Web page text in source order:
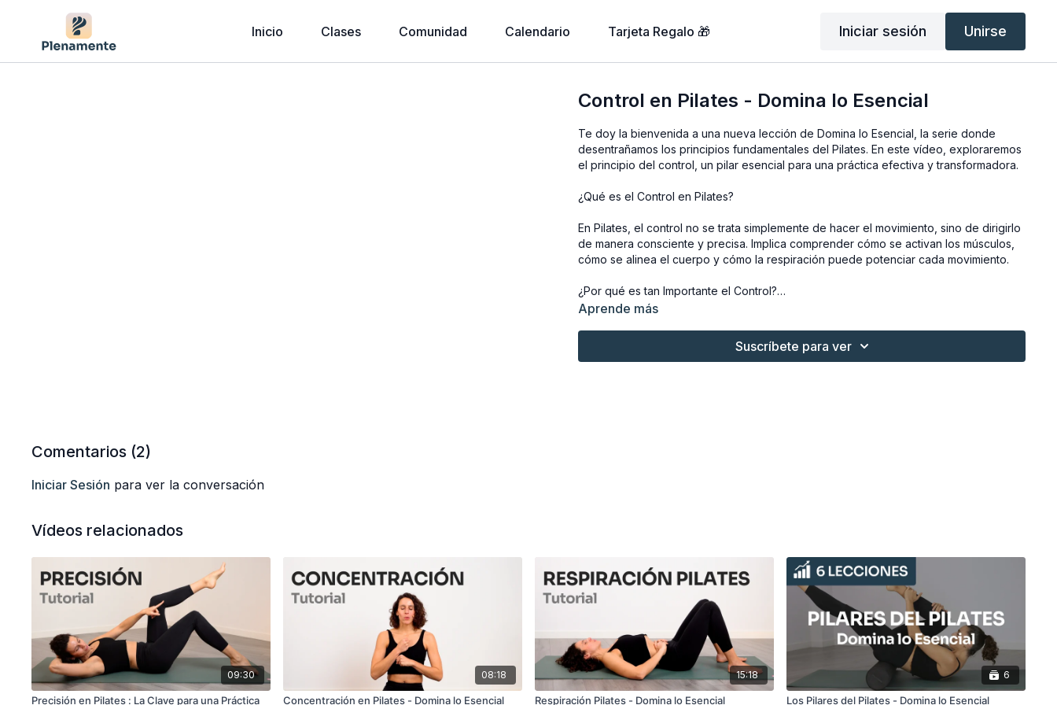
Inicio Clases Comunidad Calendario Tarjeta Regalo 🎁 Iniciar sesión Unirse
Control en Pilates - Domina lo Esencial
Te doy la bienvenida a una nueva lección de Domina lo Esencial, la serie donde
desentrañamos los principios fundamentales del Pilates. En este vídeo, exploraremos
el principio del control, un pilar esencial para una práctica efectiva y transformadora.
¿Qué es el Control en Pilates?
En Pilates, el control no se trata simplemente de hacer el movimiento, sino de dirigirlo
de manera consciente y precisa. Implica comprender cómo se activan los músculos,
cómo se alinea el cuerpo y cómo la respiración puede potenciar cada movimiento.
¿Por qué es tan Importante el Control?
los movimientos pueden volverse incontrolados, perdiendo su eficacia e incluso
aumentando el riesgo de lesiones. Al dominar el control, te aseguras de que cada
Aprende más
Suscríbete para ver
Comentarios (2)
Iniciar Sesión para ver la conversación
Vídeos relacionados
09:30
Precisión en Pilates : La Clave para una Práctica
08:18
Concentración en Pilates - Domina lo Esencial
15:18
Respiración Pilates - Domina lo Esencial
6
Los Pilares del Pilates - Domina lo Esencial